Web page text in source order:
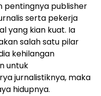
pentingnya publisher
serta pekerja
yang kian kuat. Ia
salah satu pilar
kehilangan
untuk
jurnalistiknya, maka
hidupnya.